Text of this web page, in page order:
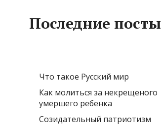
Последние посты
Что такое Русский мир
Как молиться за некрещеного
умершего ребенка
Созидательный патриотизм